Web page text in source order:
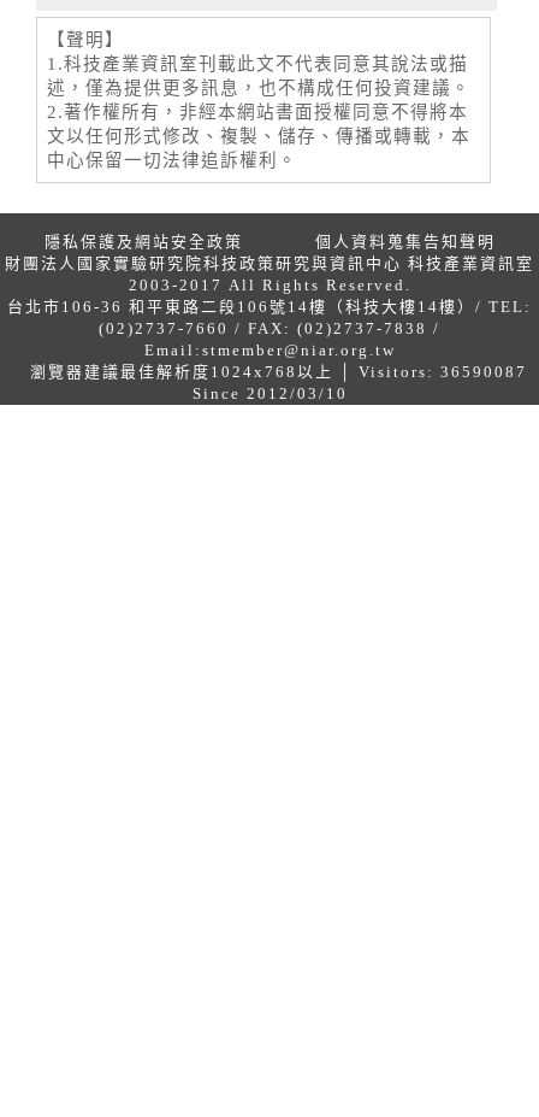
【聲明】
1.科技產業資訊室刊載此文不代表同意其說法或描
述，僅為提供更多訊息，也不構成任何投資建議。
2.著作權所有，非經本網站書面授權同意不得將本
文以任何形式修改、複製、儲存、傳播或轉載，本
中心保留一切法律追訴權利。
隱私保護及網站安全政策
個人資料蒐集告知聲明
財團法人國家實驗研究院科技政策研究與資訊中心 科技產業資訊室
2003-2017 All Rights Reserved.
台北市106-36 和平東路二段106號14樓（科技大樓14樓）/ TEL:
(02)2737-7660 / FAX: (02)2737-7838 /
Email: stmember@niar.org.tw
瀏覽器建議最佳解析度1024x768以上 │ Visitors: 36590087
Since 2012/03/10